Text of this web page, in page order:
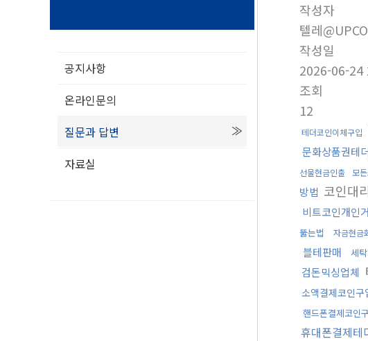
공지사항
온라인문의
질문과 답변
자료실
작성자
텔레
작성일
2026-06-24
조회
12
테더코인이체구입
문화상품권테
선물현금인출 모
방법 코인대
비트코인개인
뚫는법
자금현금
블테판매 세
검돈믹싱업체
소액결제코인구
핸드폰결제코인
휴대폰결제테